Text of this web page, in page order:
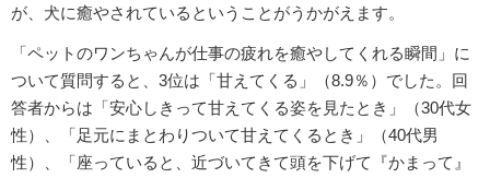
が、犬に癒やされているということがうかがえます。
「ペットのワンちゃんが仕事の疲れを癒やしてくれる瞬間」に
ついて質問すると、3位は「甘えてくる」（8.9％）でした。回
答者からは「安心しきって甘えてくる姿を見たとき」（30代女
性）、「足元にまとわりついて甘えてくるとき」（40代男
性）、「座っていると、近づいてきて頭を下げて『かまって』